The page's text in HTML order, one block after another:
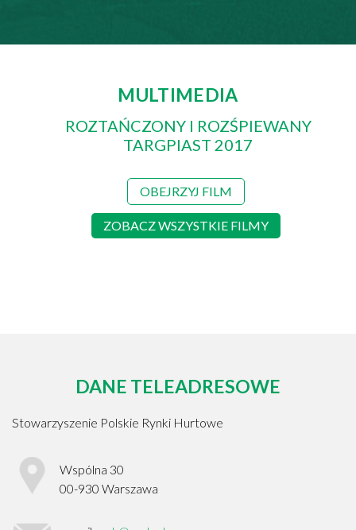
MULTIMEDIA
ROZTAŃCZONY I ROZŚPIEWANY
TARGPIAST 2017
OBEJRZYJ FILM
ZOBACZ WSZYSTKIE FILMY
DANE TELEADRESOWE
Stowarzyszenie Polskie Rynki Hurtowe
Wspólna 30
00-930 Warszawa